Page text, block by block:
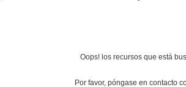
Oops! los recursos que está
Por favor, póngase en contacto